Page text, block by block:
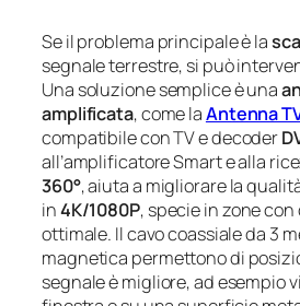
Se il problema principale è la
segnale terrestre, si può
Una soluzione semplice è una
amplificata, come laAntenna
compatibile con TV e decoder
all’amplificatore Smart e alla
360°, aiuta a migliorare la
in4K/1080P, specie in zone
ottimale. Il cavo coassiale da 3
magnetica permettono di
segnale è migliore, ad esempio